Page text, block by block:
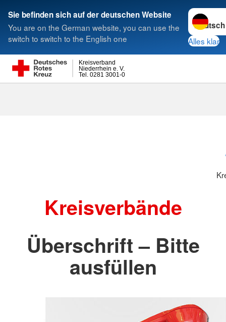
Sie befinden sich auf der deutschen Website
You are on the German website, you can use the
switch to switch to the English one
Sprache
Alles klar
Tel. 0281 3001-0
Niederrhein e. V.
Kreisverband
Suche
Kreisverbände
Überschrift – Bitte
ausfüllen